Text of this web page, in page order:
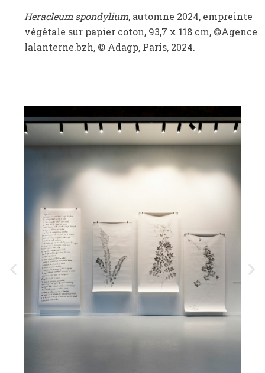
Heracleum spondylium, automne 2024, empreinte
végétale sur papier coton, 93,7 x 118 cm, ©Agence
lalanterne.bzh, © Adagp, Paris, 2024.